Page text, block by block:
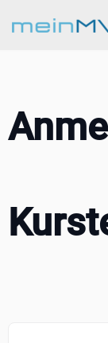
content